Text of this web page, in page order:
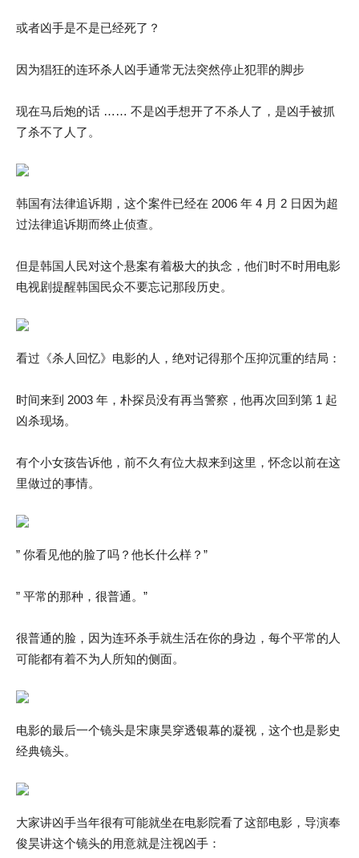
或者凶手是不是已经死了？
因为猖狂的连环杀人凶手通常无法突然停止犯罪的脚步
现在马后炮的话 …… 不是凶手想开了不杀人了，是凶手被抓
了杀不了人了。
韩国有法律追诉期，这个案件已经在 2006 年 4 月 2 日因为超
过法律追诉期而终止侦查。
但是韩国人民对这个悬案有着极大的执念，他们时不时用电影
电视剧提醒韩国民众不要忘记那段历史。
看过《杀人回忆》电影的人，绝对记得那个压抑沉重的结局：
时间来到 2003 年，朴探员没有再当警察，他再次回到第 1 起
凶杀现场。
有个小女孩告诉他，前不久有位大叔来到这里，怀念以前在这
里做过的事情。
” 你看见他的脸了吗？他长什么样？”
” 平常的那种，很普通。”
很普通的脸，因为连环杀手就生活在你的身边，每个平常的人
可能都有着不为人所知的侧面。
电影的最后一个镜头是宋康昊穿透银幕的凝视，这个也是影史
经典镜头。
大家讲凶手当年很有可能就坐在电影院看了这部电影，导演奉
俊昊讲这个镜头的用意就是注视凶手：